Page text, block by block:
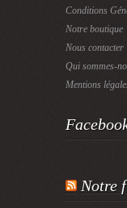
Conditions
Notre boutique
Nous contacter
Qui sommes-
Mentions
Notre